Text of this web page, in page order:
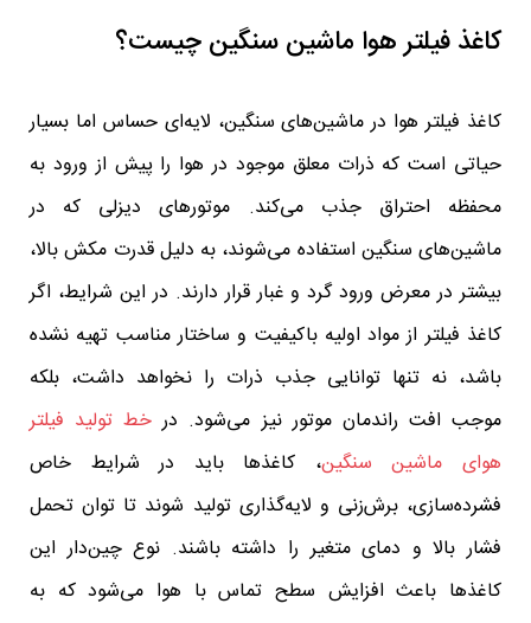
کاغذ فیلتر هوا ماشین سنگین چیست؟
کاغذ فیلتر هوا در ماشین‌های سنگین، لایه‌ای حساس اما بسیار
حیاتی است که ذرات معلق موجود در هوا را پیش از ورود به
محفظه احتراق جذب می‌کند. موتورهای دیزلی که در
ماشین‌های سنگین استفاده می‌شوند، به دلیل قدرت مکش بالا،
بیشتر در معرض ورود گرد و غبار قرار دارند. در این شرایط، اگر
کاغذ فیلتر از مواد اولیه باکیفیت و ساختار مناسب تهیه نشده
باشد، نه تنها توانایی جذب ذرات را نخواهد داشت، بلکه
موجب افت راندمان موتور نیز می‌شود. در خط تولید فیلتر
هوای ماشین سنگین، کاغذها باید در شرایط خاص
فشرده‌سازی، برش‌زنی و لایه‌گذاری تولید شوند تا توان تحمل
فشار بالا و دمای متغیر را داشته باشند. نوع چین‌دار این
کاغذها باعث افزایش سطح تماس با هوا می‌شود که به